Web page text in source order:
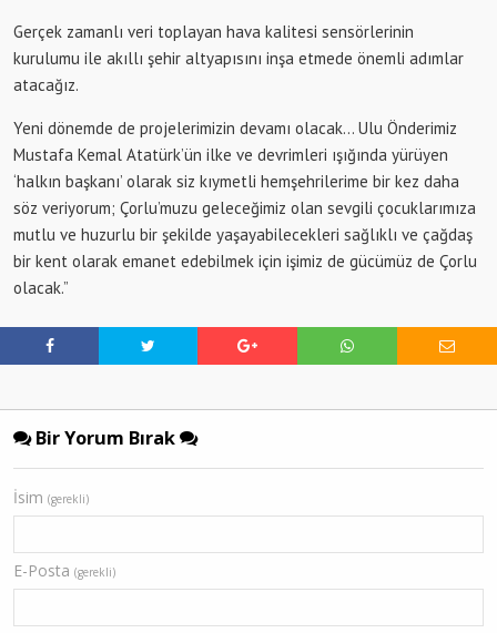
Gerçek zamanlı veri toplayan hava kalitesi sensörlerinin
kurulumu ile akıllı şehir altyapısını inşa etmede önemli adımlar
atacağız.
Yeni dönemde de projelerimizin devamı olacak… Ulu Önderimiz
Mustafa Kemal Atatürk’ün ilke ve devrimleri ışığında yürüyen
‘halkın başkanı’ olarak siz kıymetli hemşehrilerime bir kez daha
söz veriyorum; Çorlu’muzu geleceğimiz olan sevgili çocuklarımıza
mutlu ve huzurlu bir şekilde yaşayabilecekleri sağlıklı ve çağdaş
bir kent olarak emanet edebilmek için işimiz de gücümüz de Çorlu
olacak.”
Bir Yorum Bırak
İsim (gerekli)
E-Posta (gerekli)